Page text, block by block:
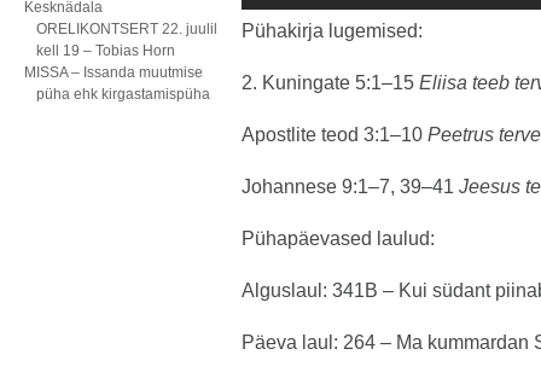
Kesknädala
ORELIKONTSERT 22. juulil
kell 19 – Tobias Horn
MISSA – Issanda muutmise
püha ehk kirgastamispüha
Pühakirja lugemised:
2. Kuningate 5:1–15 Eliisa teeb
Apostlite teod 3:1–10 Peetrus
Johannese 9:1–7, 39–41 Jeesus
Pühapäevased laulud:
Alguslaul: 341B – Kui südant
Päeva laul: 264 – Ma kummardan